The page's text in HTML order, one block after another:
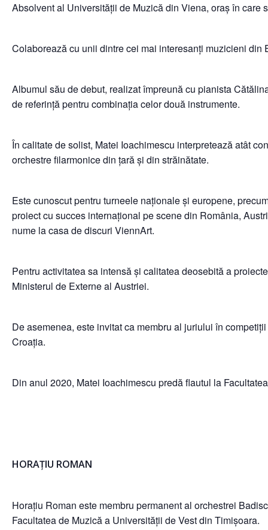
Absolvent al Universității de Muzică din Viena, oraș în
Colaborează cu unii dintre cei mai interesanți muzicieni
Albumul său de debut, realizat împreună cu pianista
de referință pentru combinația celor două instrumente.
În calitate de solist, Matei Ioachimescu interpretează atât
orchestre filarmonice din țară și din străinătate.
Este cunoscut pentru turneele naționale și europene,
proiect cu succes internațional pe scene din România,
nume la casa de discuri ViennArt.
Pentru activitatea sa intensă și calitatea deosebită a
Ministerul de Externe al Austriei.
De asemenea, este invitat ca membru al juriului în
Croația.
Din anul 2020, Matei Ioachimescu predă flautul la
HORAȚIU ROMAN
Horațiu Roman este membru permanent al orchestrei
Facultatea de Muzică a Universității de Vest din Timișoara.